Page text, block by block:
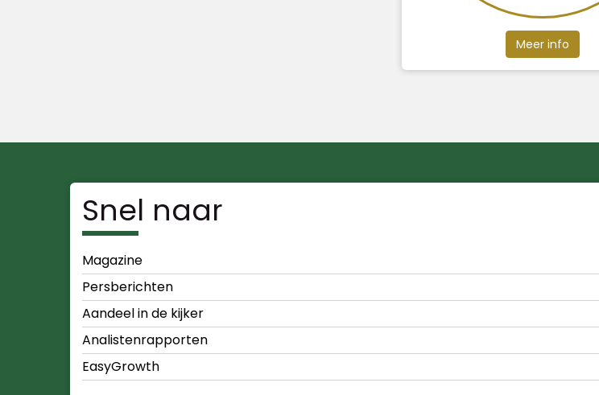
Meer info
Snel naar
Magazine
Persberichten
Aandeel in de kijker
Analistenrapporten
EasyGrowth